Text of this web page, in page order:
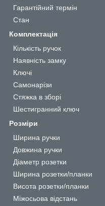
Гарантійний термін
Стан
Комплектація
Кількість ручок
Наявність замку
Ключі
Самонарізи
Стяжка в зборі
Шестигранний ключ
Розміри
Ширина ручки
Довжина ручки
Діаметр розетки
Ширина розетки/планки
Висота розетки/планки
Міжосьова відстань